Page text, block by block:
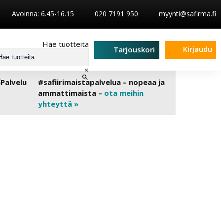
Avoinna: 6.45-16.15 020 7191 950 myynti@safirma.fi
Hae tuotteita
×
Tarjouskori Kirjaudu
#safiirimaistapalvelua – nopeaa ja
ammattimaista – ota meihin
yhteyttä »